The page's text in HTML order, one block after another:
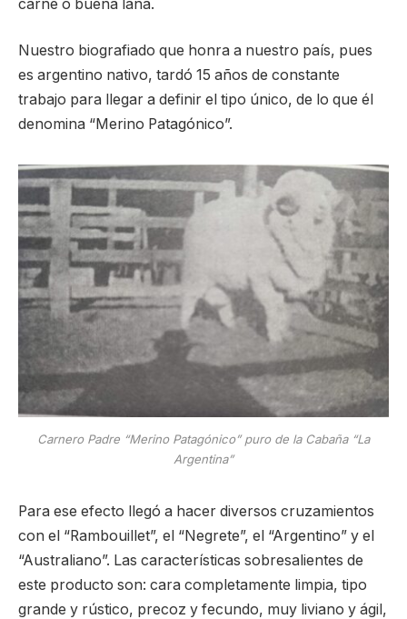
carne o buena lana.
Nuestro biografiado que honra a nuestro país, pues
es argentino nativo, tardó 15 años de constante
trabajo para llegar a definir el tipo único, de lo que él
denomina “Merino Patagónico”.
Carnero Padre “Merino Patagónico” puro de la Cabaña “La
Argentina”
Para ese efecto llegó a hacer diversos cruzamientos
con el “Rambouillet”, el “Negrete”, el “Argentino” y el
“Australiano”. Las características sobresalientes de
este producto son: cara completamente limpia, tipo
grande y rústico, precoz y fecundo, muy liviano y ágil,